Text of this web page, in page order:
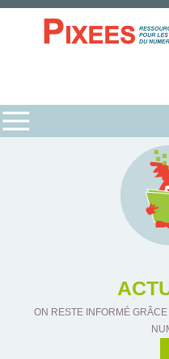
ON RESTE INFORMÉ